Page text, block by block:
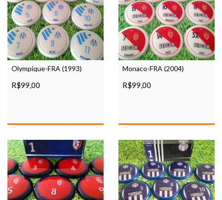
Olympique-FRA (1993)
R$99,00
Monaco-FRA (2004)
R$99,00